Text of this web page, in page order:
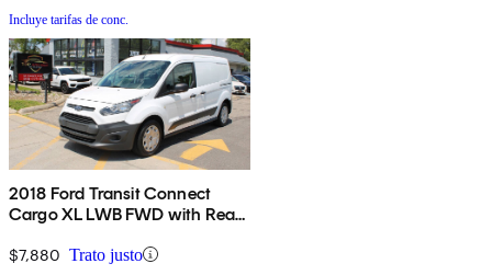
Incluye tarifas de conc.
2018 Ford Transit Connect
Cargo XL LWB FWD with Rear
$7,880 Trato justo